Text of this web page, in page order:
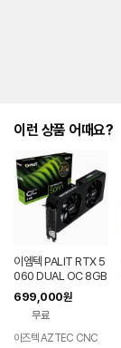
이런 상품 어때요?
이엠텍 PALIT RTX 5
060 DUAL OC 8GB
GDDR7 그래픽카드
게이밍 VGA
699,000원
무료
아즈텍 AZTEC CNC